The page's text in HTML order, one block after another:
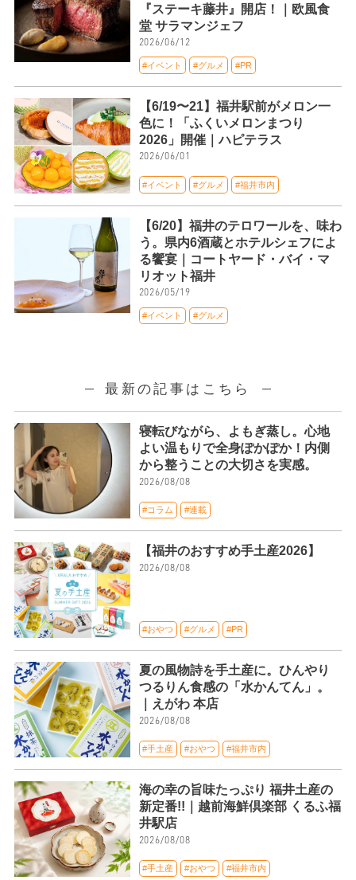
『ステーキ藤井』開店！｜欧風食
堂 サラマンジェフ
2026/06/12
#イベント #グルメ #PR
【6/19〜21】福井駅前がメロン一
色に！「ふくいメロンまつり
2026」開催｜ハピテラス
2026/06/01
#イベント #グルメ #福井市内
【6/20】福井のテロワールを、味わ
う。県内6酒蔵とホテルシェフによ
る饗宴｜コートヤード・バイ・マ
リオット福井
2026/05/19
#イベント #グルメ
最新の記事はこちら
寝転びながら、よもぎ蒸し。心地
よい温もりで全身ぽかぽか！内側
から整うことの大切さを実感。
2026/08/08
#コラム #連載
【福井のおすすめ手土産2026】
2026/08/08
#おやつ #グルメ #PR
夏の風物詩を手土産に。ひんやり
つるりん食感の「水かんてん」。
｜えがわ 本店
2026/08/08
#手土産 #おやつ #福井市内
海の幸の旨味たっぷり 福井土産の
新定番!!｜越前海鮮倶楽部 くるふ福
井駅店
2026/08/08
#手土産 #おやつ #福井市内